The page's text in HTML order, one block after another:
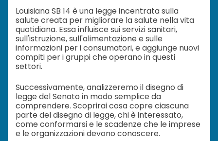
Louisiana SB 14 è una legge incentrata sulla
salute creata per migliorare la salute nella vita
quotidiana. Essa influisce sui servizi sanitari,
sull'istruzione, sull'alimentazione e sulle
informazioni per i consumatori, e aggiunge nuovi
compiti per i gruppi che operano in questi
settori.
Successivamente, analizzeremo il disegno di
legge del Senato in modo semplice da
comprendere. Scoprirai cosa copre ciascuna
parte del disegno di legge, chi è interessato,
come conformarsi e le scadenze che le imprese
e le organizzazioni devono conoscere.